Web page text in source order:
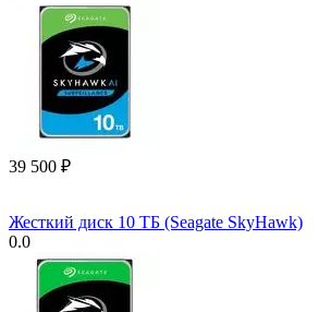
39 500 ₽
Жесткий диск 10 ТБ (Seagate SkyHawk)
0.0